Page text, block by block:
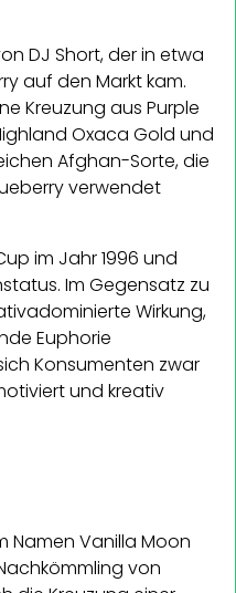
DJ Short, der in etwa
auf den Markt kam.
Kreuzung aus Purple
Oxaca Gold und
Afghan-Sorte, die
verwendet
im Jahr 1996 und
Im Gegensatz zu
Wirkung,
Euphorie
Konsumenten zwar
und kreativ
Namen Vanilla Moon
von